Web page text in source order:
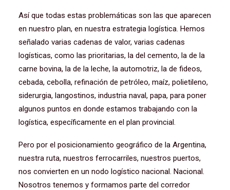
Así que todas estas problemáticas son las que aparecen
en nuestro plan, en nuestra estrategia logística. Hemos
señalado varias cadenas de valor, varias cadenas
logísticas, como las prioritarias, la del cemento, la de la
carne bovina, la de la leche, la automotriz, la de fideos,
cebada, cebolla, refinación de petróleo, maíz, polietileno,
siderurgia, langostinos, industria naval, papa, para poner
algunos puntos en donde estamos trabajando con la
logística, específicamente en el plan provincial.
Pero por el posicionamiento geográfico de la Argentina,
nuestra ruta, nuestros ferrocarriles, nuestros puertos,
nos convierten en un nodo logístico nacional. Nacional.
Nosotros tenemos y formamos parte del corredor